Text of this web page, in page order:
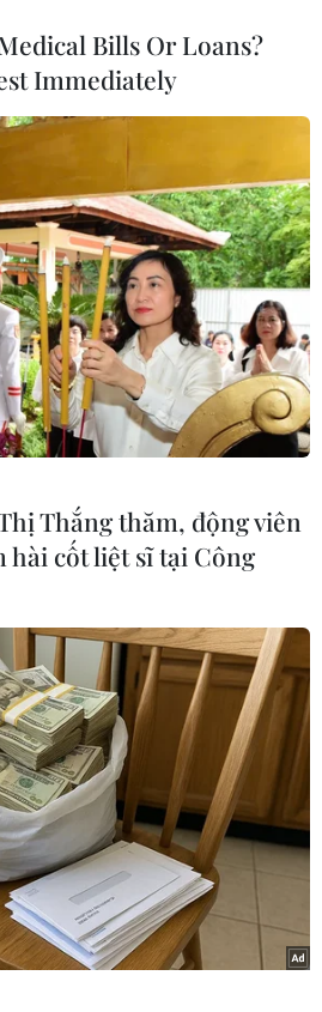
(Vietnam+)
mắc mới
#Ho sốt cộng đồng
Bills Or Loans?
Immediately
Thắng thăm, động viên
cốt liệt sĩ tại Công